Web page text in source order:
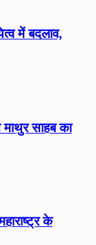
में बदलाव,
माथुर साहब का
के